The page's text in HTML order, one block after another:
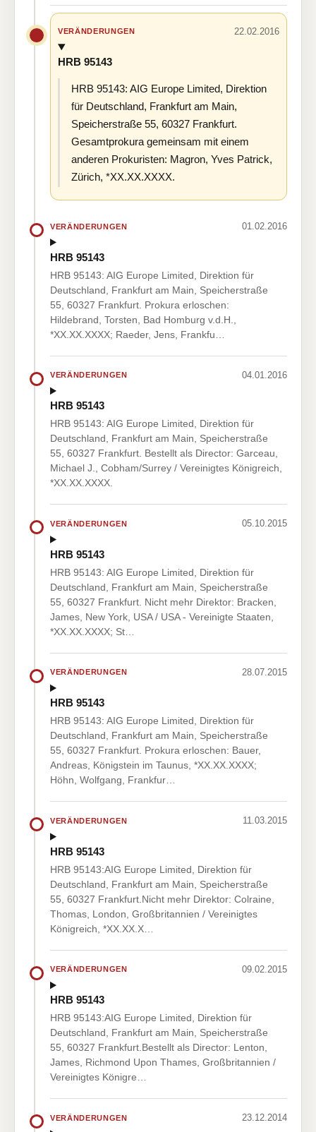
VERÄNDERUNGEN 22.02.2016
HRB 95143
HRB 95143: AIG Europe Limited, Direktion
für Deutschland, Frankfurt am Main,
Speicherstraße 55, 60327 Frankfurt.
Gesamtprokura gemeinsam mit einem
anderen Prokuristen: Magron, Yves Patrick,
Zürich, *XX.XX.XXXX.
VERÄNDERUNGEN 01.02.2016
HRB 95143
HRB 95143: AIG Europe Limited, Direktion für
Deutschland, Frankfurt am Main, Speicherstraße
55, 60327 Frankfurt. Prokura erloschen:
Hildebrand, Torsten, Bad Homburg v.d.H.,
*XX.XX.XXXX; Raeder, Jens, Frankfu…
VERÄNDERUNGEN 04.01.2016
HRB 95143
HRB 95143: AIG Europe Limited, Direktion für
Deutschland, Frankfurt am Main, Speicherstraße
55, 60327 Frankfurt. Bestellt als Director: Garceau,
Michael J., Cobham/Surrey / Vereinigtes Königreich,
*XX.XX.XXXX.
VERÄNDERUNGEN 05.10.2015
HRB 95143
HRB 95143: AIG Europe Limited, Direktion für
Deutschland, Frankfurt am Main, Speicherstraße
55, 60327 Frankfurt. Nicht mehr Direktor: Bracken,
James, New York, USA / USA - Vereinigte Staaten,
*XX.XX.XXXX; St…
VERÄNDERUNGEN 28.07.2015
HRB 95143
HRB 95143: AIG Europe Limited, Direktion für
Deutschland, Frankfurt am Main, Speicherstraße
55, 60327 Frankfurt. Prokura erloschen: Bauer,
Andreas, Königstein im Taunus, *XX.XX.XXXX;
Höhn, Wolfgang, Frankfur…
VERÄNDERUNGEN 11.03.2015
HRB 95143
HRB 95143:AIG Europe Limited, Direktion für
Deutschland, Frankfurt am Main, Speicherstraße
55, 60327 Frankfurt.Nicht mehr Direktor: Colraine,
Thomas, London, Großbritannien / Vereinigtes
Königreich, *XX.XX.X…
VERÄNDERUNGEN 09.02.2015
HRB 95143
HRB 95143:AIG Europe Limited, Direktion für
Deutschland, Frankfurt am Main, Speicherstraße
55, 60327 Frankfurt.Bestellt als Director: Lenton,
James, Richmond Upon Thames, Großbritannien /
Vereinigtes Königre…
VERÄNDERUNGEN 23.12.2014